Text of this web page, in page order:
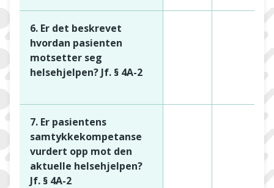
6. Er det beskrevet
hvordan pasienten
motsetter seg
helsehjelpen? Jf. § 4A-2
7. Er pasientens
samtykkekompetanse
vurdert opp mot den
aktuelle helsehjelpen?
Jf. § 4A-2